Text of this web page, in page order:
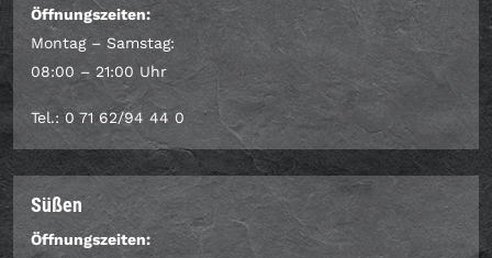
Öffnungszeiten:
Montag – Samstag:
08:00 – 21:00 Uhr
Tel.: 0 71 62/94 44 0
Süßen
Öffnungszeiten: